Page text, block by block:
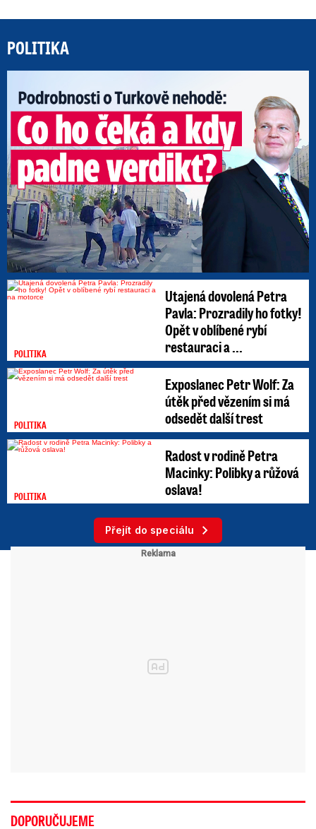
POLITIKA
POLITIKA
Utajená dovolená Petra
Pavla: Prozradily ho fotky!
Opět v oblíbené rybí
restauraci a ...
POLITIKA
Exposlanec Petr Wolf: Za
útěk před vězením si má
odsedět další trest
POLITIKA
Radost v rodině Petra
Macinky: Polibky a růžová
oslava!
Přejít do speciálu
DOPORUČUJEME